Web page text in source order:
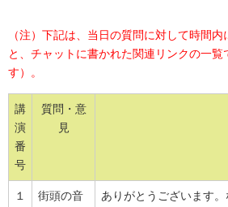
（注）下記は、当日の質問に対して時間
と、チャットに書かれた関連リンクの一覧
す）。
講
演
番
号
質問・意
見
１
街頭の音
ありがとうございます